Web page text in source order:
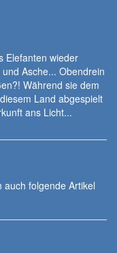
Elefanten wieder
Asche... Obendrein
Während sie dem
Land abgespielt
ans Licht...
auch folgende Artikel